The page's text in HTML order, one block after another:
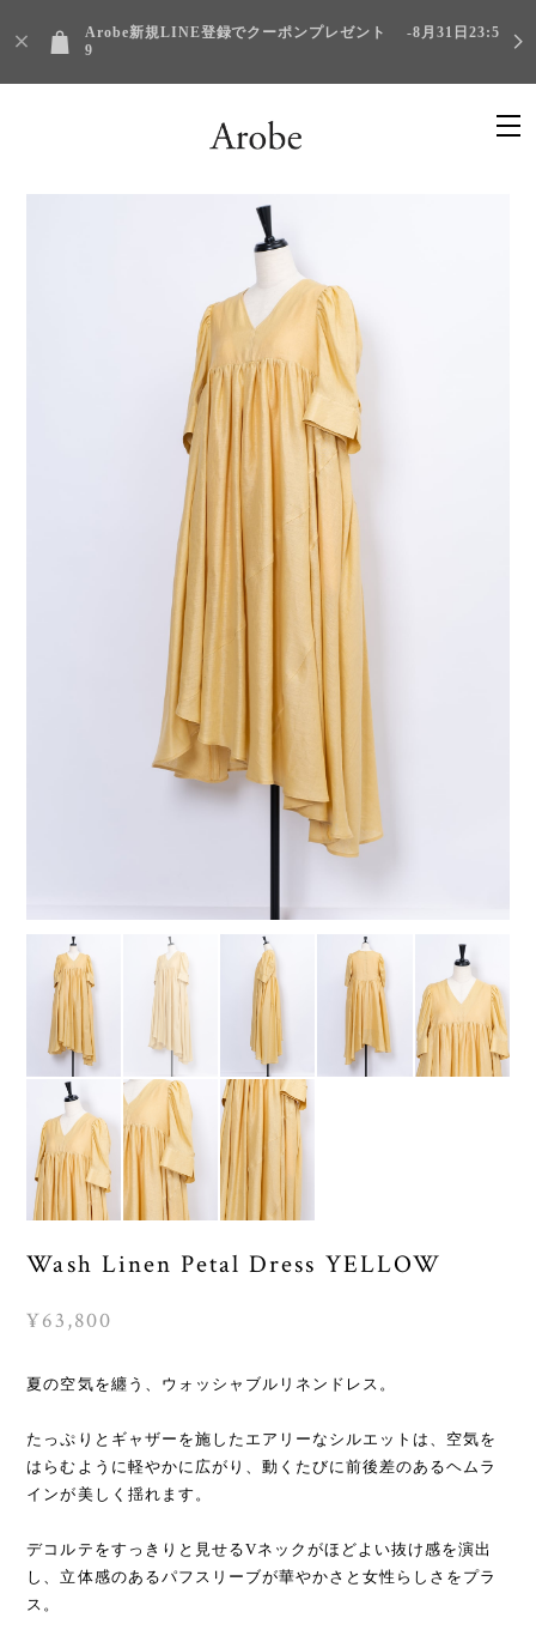
Arobe新規LINE登録でクーポンプレゼント -8月31日23:5
9
Wash Linen Petal Dress YELLOW
¥63,800
夏の空気を纏う、ウォッシャブルリネンドレス。
たっぷりとギャザーを施したエアリーなシルエットは、空気を
はらむように軽やかに広がり、動くたびに前後差のあるヘムラ
インが美しく揺れます。
デコルテをすっきりと見せるVネックがほどよい抜け感を演出
し、立体感のあるパフスリーブが華やかさと女性らしさをプラ
ス。